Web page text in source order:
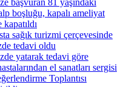
boşluğu, kapalı ameliyat
sağık turizmi çerçevesinde
tedavi oldu
yatarak tedavi göre
el sanatları sergisi
Toplantısı